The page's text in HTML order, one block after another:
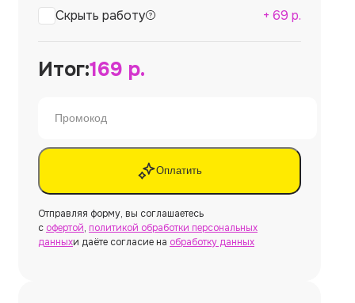
Скрыть работу + 69 р.
Итог:169 р.
Оплатить
Отправляя форму, вы соглашаетесь
с офертой, политикой обработки персональных
данныхи даёте согласие на обработку данных